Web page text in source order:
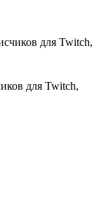
для Twitch,
для Twitch,